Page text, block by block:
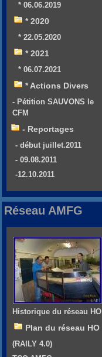
* 06.06.2019
* 2020
* 22.05.2020
* 2021
* 06.07.2021
* Actions Divers
- Pétition SAUVONS le
CFM
- Reportages
- début juillet.2011
- 09.08.2011
-12.10.2011
Réseau AMFG
Historique du réseau HO
Plan du réseau HO
(RAILY 4.0)